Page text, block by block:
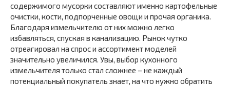
содержимого мусорки составляют именно картофельные
очистки, кости, подпорченные овощи и прочая органика.
Благодаря измельчителю от них можно легко
избавляться, спуская в канализацию. Рынок чутко
отреагировал на спрос и ассортимент моделей
значительно увеличился. Увы, выбор кухонного
измельчителя только стал сложнее – не каждый
потенциальный покупатель знает, на что нужно обратить